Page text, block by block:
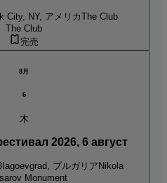
City, NY, アメリカThe Club
The Club
完売
8月
6
木
2026, 6 август
ブルガリア Nikola
Monument